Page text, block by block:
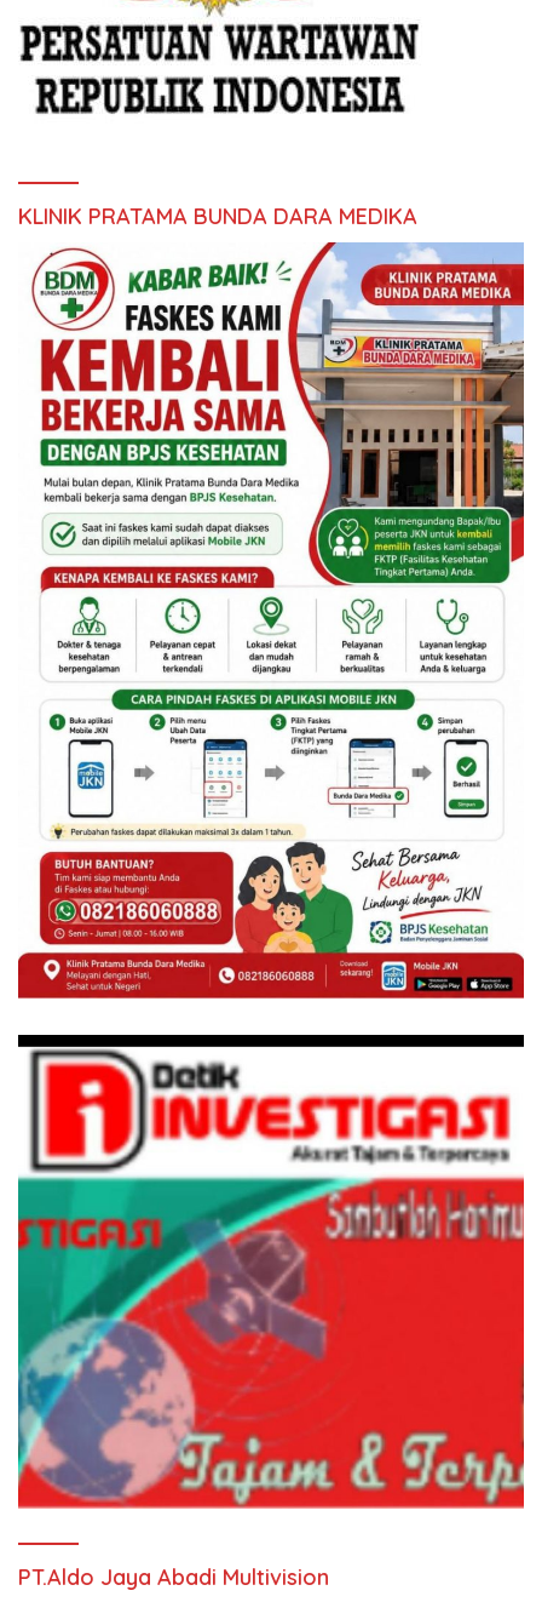
KLINIK PRATAMA BUNDA DARA MEDIKA
PT.Aldo Jaya Abadi Multivision